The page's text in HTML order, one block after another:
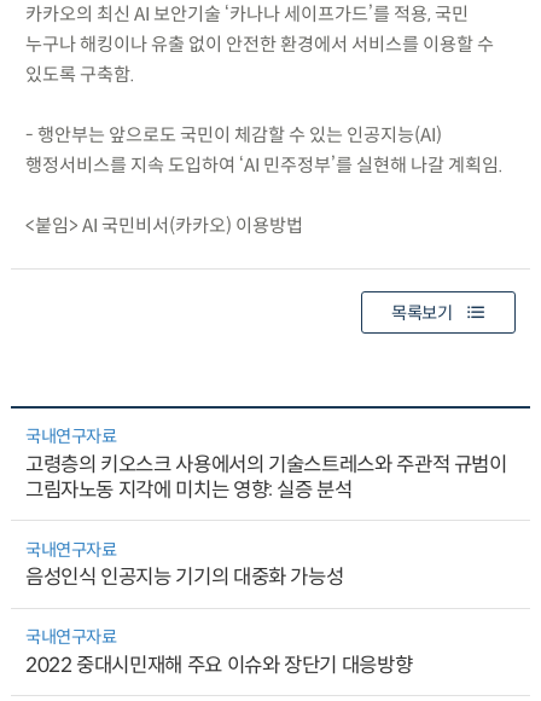
카카오의 최신 AI 보안기술 ‘카나나 세이프가드’를 적용, 국민
누구나 해킹이나 유출 없이 안전한 환경에서 서비스를 이용할 수
있도록 구축함.
- 행안부는 앞으로도 국민이 체감할 수 있는 인공지능(AI)
행정서비스를 지속 도입하여 ‘AI 민주정부’를 실현해 나갈 계획임.
<붙임> AI 국민비서(카카오) 이용방법
목록보기
국내연구자료
고령층의 키오스크 사용에서의 기술스트레스와 주관적 규범이
그림자노동 지각에 미치는 영향: 실증 분석
국내연구자료
음성인식 인공지능 기기의 대중화 가능성
국내연구자료
2022 중대시민재해 주요 이슈와 장단기 대응방향